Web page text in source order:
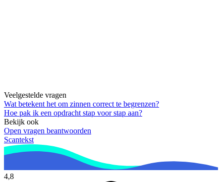
Veelgestelde vragen
Wat betekent het om zinnen correct te begrenzen?
Hoe pak ik een opdracht stap voor stap aan?
Bekijk ook
Open vragen beantwoorden
Scantekst
4,8